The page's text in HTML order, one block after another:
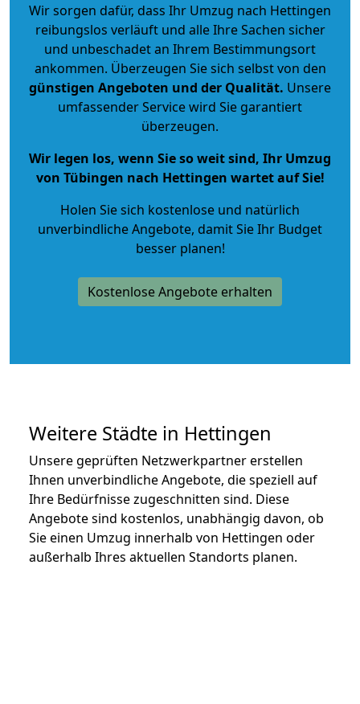
Wir sorgen dafür, dass Ihr Umzug nach Hettingen
reibungslos verläuft und alle Ihre Sachen sicher
und unbeschadet an Ihrem Bestimmungsort
ankommen. Überzeugen Sie sich selbst von den
günstigen Angeboten und der Qualität. Unsere
umfassender Service wird Sie garantiert
überzeugen.
Wir legen los, wenn Sie so weit sind, Ihr Umzug
von Tübingen nach Hettingen wartet auf Sie!
Holen Sie sich kostenlose und natürlich
unverbindliche Angebote, damit Sie Ihr Budget
besser planen!
Kostenlose Angebote erhalten
Weitere Städte in Hettingen
Unsere geprüften Netzwerkpartner erstellen
Ihnen unverbindliche Angebote, die speziell auf
Ihre Bedürfnisse zugeschnitten sind. Diese
Angebote sind kostenlos, unabhängig davon, ob
Sie einen Umzug innerhalb von Hettingen oder
außerhalb Ihres aktuellen Standorts planen.